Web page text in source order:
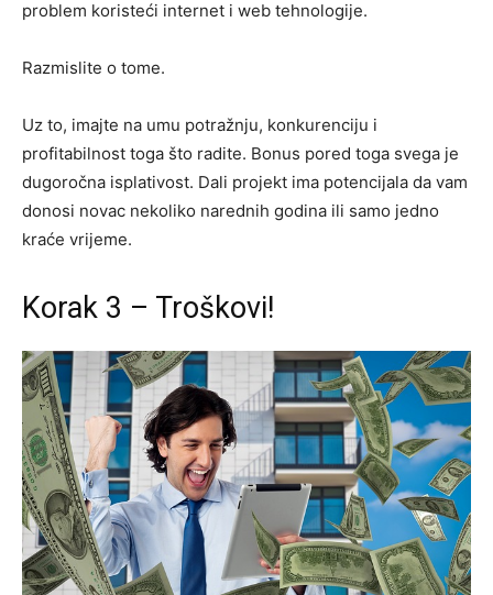
problem koristeći internet i web tehnologije.
Razmislite o tome.
Uz to, imajte na umu potražnju, konkurenciju i
profitabilnost toga što radite. Bonus pored toga svega je
dugoročna isplativost. Dali projekt ima potencijala da vam
donosi novac nekoliko narednih godina ili samo jedno
kraće vrijeme.
Korak 3 – Troškovi!